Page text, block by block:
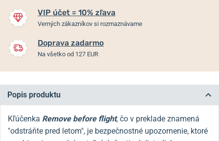
VIP účet = 10% zľava
Verných zákazníkov si rozmaznávame
Doprava zadarmo
Na všetko od 127 EUR
Popis produktu
Kľúčenka Remove before flight, čo v preklade znamená
"odstráňte pred letom", je bezpečnostné upozornenie, ktoré